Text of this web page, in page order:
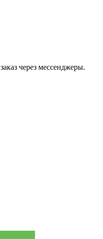
через мессенджеры.